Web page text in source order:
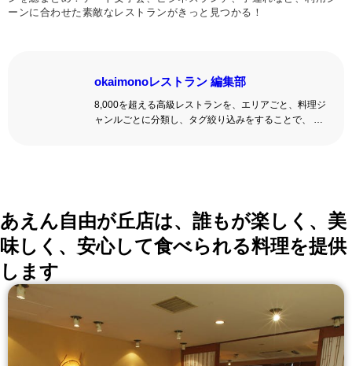
ーンに合わせた素敵なレストランがきっと見つかる！
okaimonoレストラン 編集部
8,000を超える高級レストランを、エリアごと、料理ジ
ャンルごとに分類し、タグ絞り込みをすることで、 い
あえん自由が丘店は、誰もが楽しく、美
味しく、安心して食べられる料理を提供
します